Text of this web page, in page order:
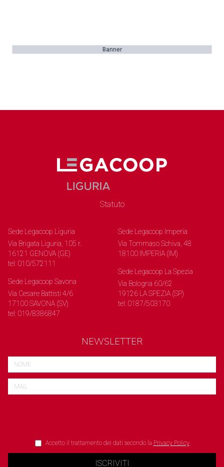
Banner
Statuto
Sede Legacoop Liguria
Via Brigata Liguria, 105 r.
16121 GENOVA (GE)
tel: 010/572111
Sede Legacoop Savona
Via Cesare Battisti 4/6
17100 SAVONA (SV)
tel: 019/8386847
Sede Legacoop Imperia
Via Tommaso Schiva, 48
18100 IMPERIA (IM)
Sede Legacoop La Spezia
Via Bologna 60/62
19126 LA SPEZIA (SP)
tel: 0187/503170
NEWSLETTER
Accetto il trattamento dei dati secondo la Privacy Policy
ISCRIVITI